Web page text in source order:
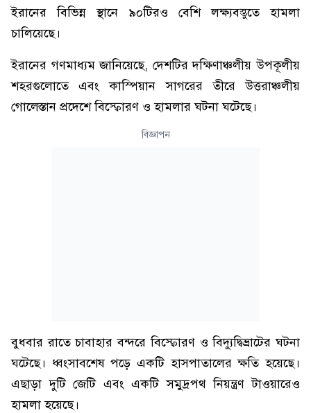
ইরানের বিভিন্ন স্থানে ৯০টিরও বেশি লক্ষ্যবস্তুতে হামলা
চালিয়েছে।
ইরানের গণমাধ্যম জানিয়েছে, দেশটির দক্ষিণাঞ্চলীয় উপকূলীয়
শহরগুলোতে এবং কাস্পিয়ান সাগরের তীরে উত্তরাঞ্চলীয়
গোলেস্তান প্রদেশে বিস্ফোরণ ও হামলার ঘটনা ঘটেছে।
বিজ্ঞাপন
বুধবার রাতে চাবাহার বন্দরে বিস্ফোরণ ও বিদ্যুদ্বিভ্রাটের ঘটনা
ঘটেছে। ধ্বংসাবশেষ পড়ে একটি হাসপাতালের ক্ষতি হয়েছে।
এছাড়া দুটি জেটি এবং একটি সমুদ্রপথ নিয়ন্ত্রণ টাওয়ারেও
হামলা হয়েছে।